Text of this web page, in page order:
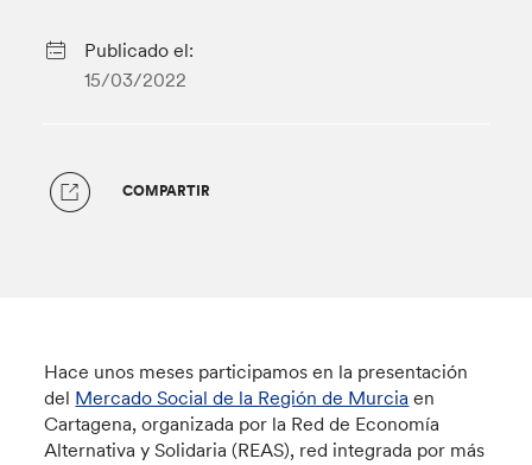
Publicado el:
15/03/2022
COMPARTIR
Hace unos meses participamos en la presentación
del Mercado Social de la Región de Murcia en
Cartagena, organizada por la Red de Economía
Alternativa y Solidaria (REAS), red integrada por más